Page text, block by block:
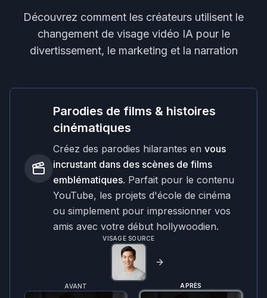
Découvrez comment les créateurs utilisent le
changement de visage vidéo IA pour le
divertissement, le marketing et la narration
Parodies de films & histoires
cinématiques
Créez des parodies hilarantes en vous
incrustant dans des scènes de films
emblématiques. Parfait pour le contenu
YouTube, les projets d'école de cinéma
ou simplement pour impressionner vos
amis avec votre début hollywoodien.
VISAGE SOURCE
AVANT APRÈS